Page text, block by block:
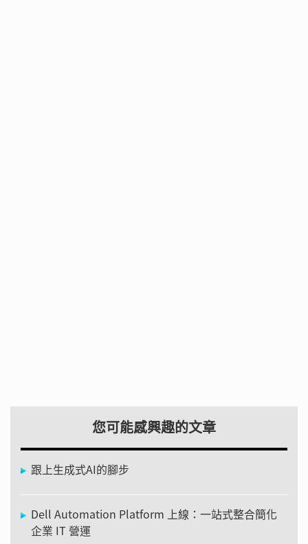
您可能感興趣的文章
跟上生成式AI的腳步
Dell Automation Platform 上線：一站式整合簡化
企業 IT 營運